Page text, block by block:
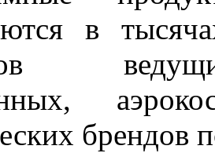
в
брендов